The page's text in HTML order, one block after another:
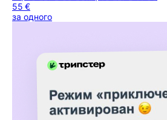
55 €
за одного